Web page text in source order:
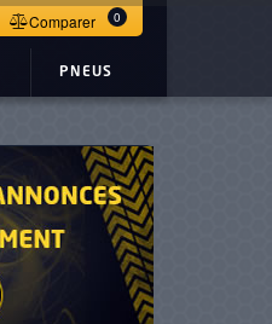
Comparer 0
PNEUS